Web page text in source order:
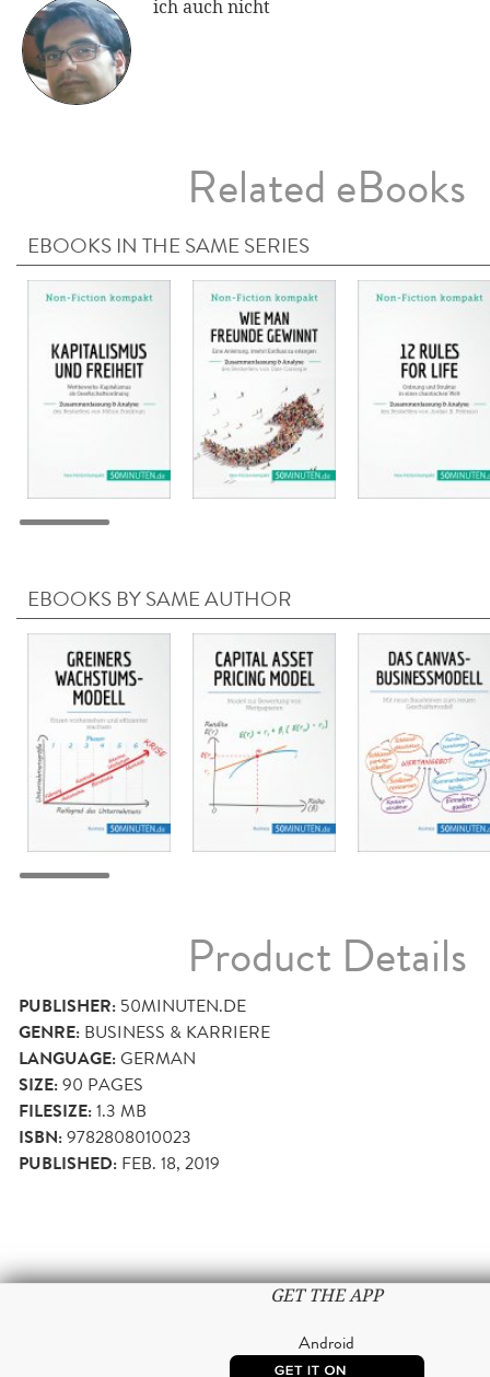
ich auch nicht
Related eBooks
EBOOKS IN THE SAME SERIES
EBOOKS BY SAME AUTHOR
Product Details
PUBLISHER: 50MINUTEN.DE
GENRE: BUSINESS & KARRIERE
LANGUAGE:GERMAN
SIZE:90 PAGES
FILESIZE:1.3 MB
ISBN:9782808010023
PUBLISHED: FEB. 18, 2019
GET THE APP
Android